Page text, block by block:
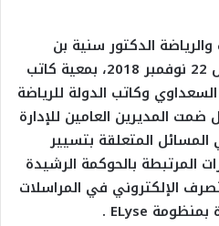
الدكتور سنية بن
الشيخ، ، مساء اليوم الخميس 22 نوفمبر 2018، بمعية كاتب
وكاتب الدولة للرياضة
المديرين العامين للإدارة
المتعلقة بتسيير
المرتبطة بالحوكمة الرشيدة
الإلكتروني في المراسلات
بمنظومة ELyse
.